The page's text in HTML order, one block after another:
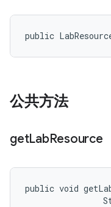
public
公共方法
getLabResource
public void